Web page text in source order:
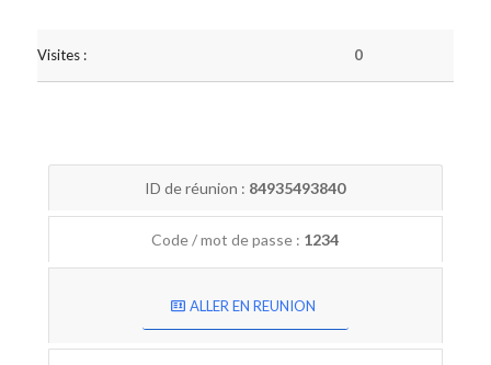
Visites : 0
ID de réunion : 84935493840
Code / mot de passe : 1234
ALLER EN REUNION